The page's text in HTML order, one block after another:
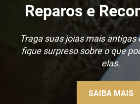
Reparos e
Traga suas joias mais antigas
fique surpreso sobre o que
elas.
SAIBA MAIS